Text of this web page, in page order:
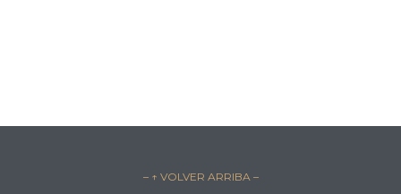
– ↑ VOLVER ARRIBA –